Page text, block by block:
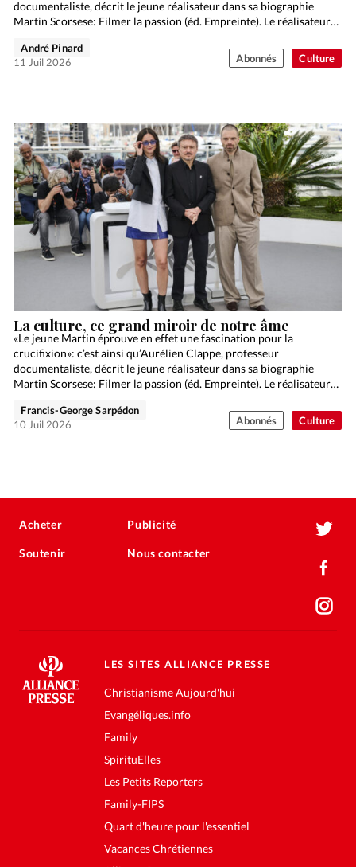
Culture
documentaliste, décrit le jeune réalisateur dans sa biographie
Martin Scorsese: Filmer la passion (éd. Empreinte). Le réalisateur
André Pinard
11 Juil 2026
Abonnés
Culture
La culture, ce grand miroir de notre âme
«Le jeune Martin éprouve en effet une fascination pour la
crucifixion»: c’est ainsi qu’Aurélien Clappe, professeur
documentaliste, décrit le jeune réalisateur dans sa biographie
Martin Scorsese: Filmer la passion (éd. Empreinte). Le réalisateur
Francis-George Sarpédon
10 Juil 2026
Abonnés
Acheter
Soutenir
Publicité
Nous contacter
LES SITES ALLIANCE PRESSE
Christianisme Aujourd'hui
Evangéliques.info
Family
SpirituElles
Les Petits Reporters
Family-FIPS
Quart d'heure pour l'essentiel
Vacances Chrétiennes